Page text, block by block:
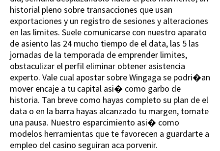
historial pleno sobre transacciones que usan
exportaciones y un registro de sesiones y alteraciones
en las limites. Suele comunicarse con nuestro aparato
de asiento las 24 mucho tiempo de el data, las 5 las
jornadas de la temporada de emprender limites,
obstaculizar el perfil eliminar obtener asistencia
experto. Vale cual apostar sobre Wingaga se podri�an
mover encaje a tu capital asi� como garbo de
historia. Tan breve como hayas completo su plan de el
data o en la barra hayas alcanzado tu margen, tomate
una pausa. Nuestro esparcimiento asi� como
modelos herramientas que te favorecen a guardarte a
empleo del casino seguiran aca porvenir.